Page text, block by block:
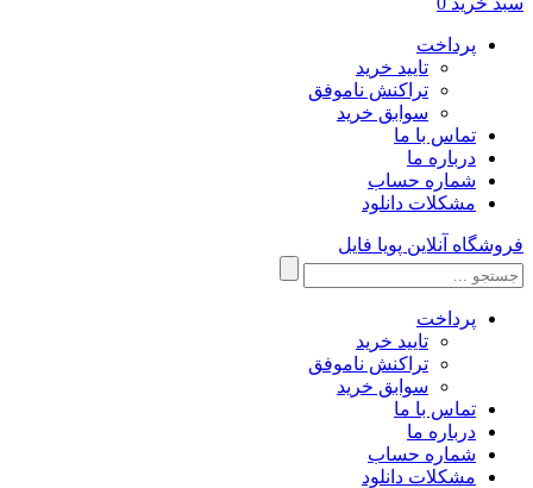
پرداخت
تایید خرید
تراکنش ناموفق
سوابق خرید
تماس با ما
درباره ما
شماره حساب
مشکلات دانلود
فروشگاه آنلاین پویا فایل
پرداخت
تایید خرید
تراکنش ناموفق
سوابق خرید
تماس با ما
درباره ما
شماره حساب
مشکلات دانلود